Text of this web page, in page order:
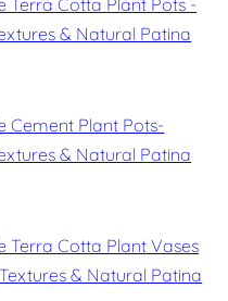
Terra Cotta Plant Pots -
& Natural Patina
Cement Plant Pots-
& Natural Patina
Terra Cotta Plant Vases
& Natural Patina